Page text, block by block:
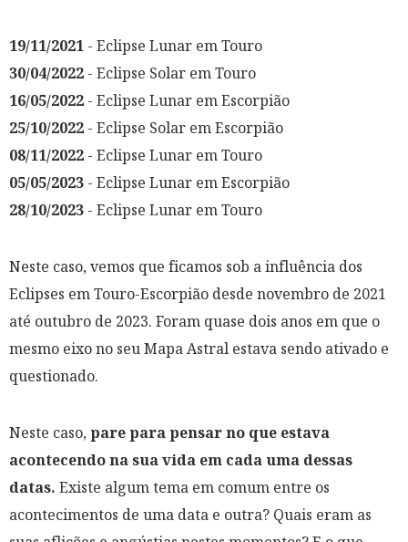
19/11/2021 - Eclipse Lunar em Touro
30/04/2022 - Eclipse Solar em Touro
16/05/2022 - Eclipse Lunar em Escorpião
25/10/2022 - Eclipse Solar em Escorpião
08/11/2022 - Eclipse Lunar em Touro
05/05/2023 - Eclipse Lunar em Escorpião
28/10/2023 - Eclipse Lunar em Touro
Neste caso, vemos que ficamos sob a influência dos
Eclipses em Touro-Escorpião desde novembro de 2021
até outubro de 2023. Foram quase dois anos em que o
mesmo eixo no seu Mapa Astral estava sendo ativado e
questionado.
Neste caso,pare para pensar no que estava
acontecendo na sua vida em cada uma dessas
datas. Existe algum tema em comum entre os
acontecimentos de uma data e outra? Quais eram as